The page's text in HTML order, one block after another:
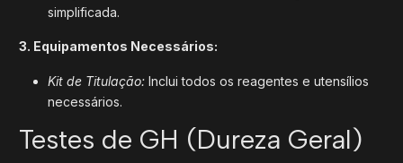
simplificada.
3. Equipamentos Necessários:
Kit de Titulação: Inclui todos os reagentes e utensílios
necessários.
Testes de GH (Dureza Geral)